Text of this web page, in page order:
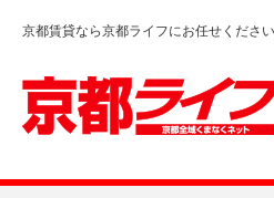
京都賃貸なら京都ライフにお任せくださ